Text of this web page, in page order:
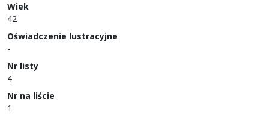
Wiek
42
Oświadczenie lustracyjne
-
Nr listy
4
Nr na liście
1